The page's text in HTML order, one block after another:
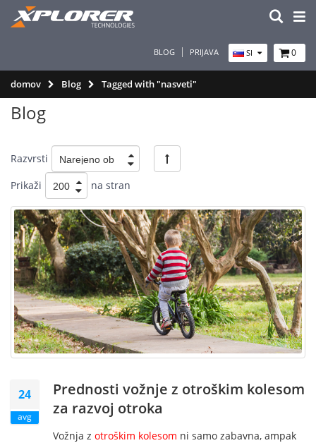
BLOG PRIJAVA SI 0
domov Blog Tagged with "nasveti"
Blog
Razvrsti
Prikaži
na stran
24
avg
Prednosti vožnje z otroškim kolesom
za razvoj otroka
Vožnja z otroškim kolesom ni samo zabavna, ampak